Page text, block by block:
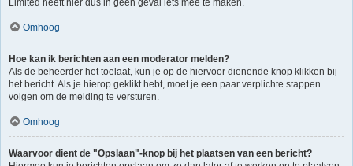
Limited heeft hier dus in geen geval iets mee te maken.
Omhoog
Hoe kan ik berichten aan een moderator melden?
Als de beheerder het toelaat, kun je op de hiervoor dienende knop klikken bij
het bericht. Als je hierop geklikt hebt, moet je een paar verplichte stappen
volgen om de melding te versturen.
Omhoog
Waarvoor dient de "Opslaan"-knop bij het plaatsen van een bericht?